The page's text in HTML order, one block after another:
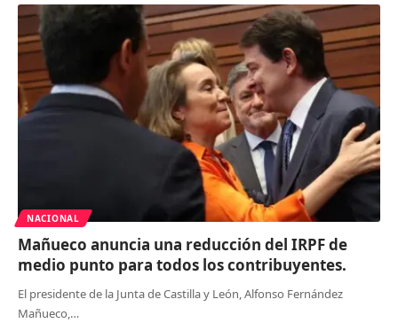
NACIONAL
Mañueco anuncia una reducción del IRPF de
medio punto para todos los contribuyentes.
El presidente de la Junta de Castilla y León, Alfonso Fernández
Mañueco,…